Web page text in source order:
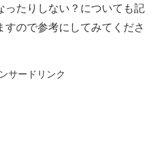
ったりしない？についても記
ので参考にしてみてくださ
サードリンク